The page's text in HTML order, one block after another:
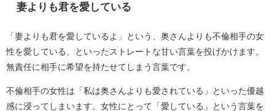
妻よりも君を愛している
「妻よりも君を愛しているよ」という、奥さんよりも不倫相手の女
性を愛している、といったストレートな甘い言葉を投げかけます。
無責任に相手に希望を持たせてしまう言葉です。
不倫相手の女性は「私は奥さんよりも愛されている」といった優越
感に浸ってしまいます。女性にとって「愛している」という言葉を